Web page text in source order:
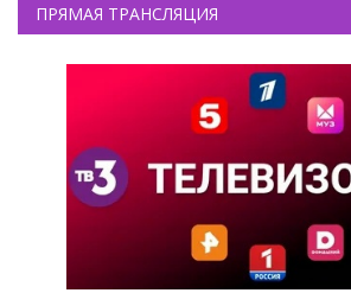
ПРЯМАЯ ТРАНСЛЯЦИЯ